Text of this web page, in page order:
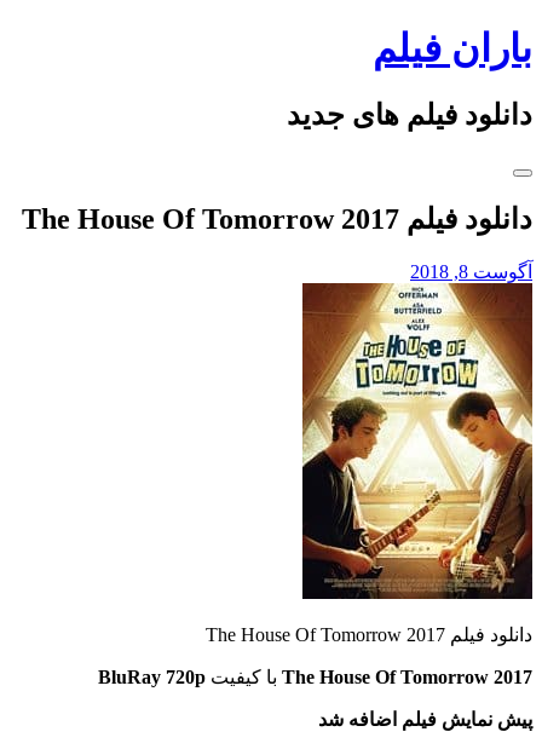
Skip
to
content
باران فیلم
دانلود فیلم های جدید
دانلود فیلم The House Of Tomorrow 2017
آگوست 8, 2018
دانلود فیلم The House Of Tomorrow 2017
The House Of Tomorrow 2017 با کیفیت BluRay 720p
پیش نمایش فیلم اضافه شد